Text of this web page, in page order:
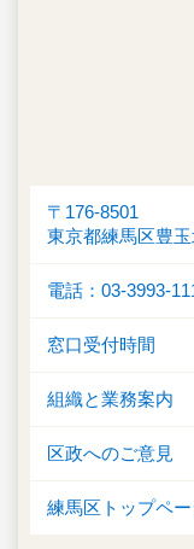
〒176-8501
東京都練馬区豊
電話：03-3993-
窓口受付時間
組織と業務案内
区政へのご意見
練馬区トップペ